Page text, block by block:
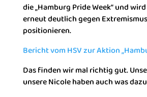
die „Hamburg Pride Week“ und
erneut deutlich gegen
positionieren.
Bericht vom HSV zur Aktion
Das finden wir mal richtig gut.
unsere Nicole haben auch was